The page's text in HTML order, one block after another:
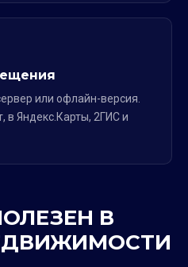
или офлайн-версия.
в Яндекс.Карты, 2ГИС и
В